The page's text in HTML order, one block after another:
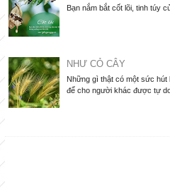
Bạn nắm bắt cốt lõi, tinh túy
NHƯ CỎ CÂY
Những gì thật có một sức
để cho người khác được tự do